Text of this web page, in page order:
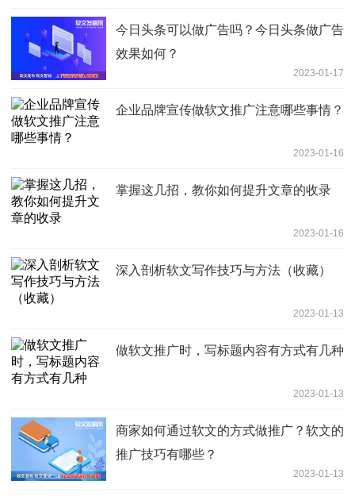
今日头条可以做广告吗？今日头条做广告
效果如何？
2023-01-17
企业品牌宣传做软文推广注意哪些事情？
2023-01-16
掌握这几招，教你如何提升文章的收录
2023-01-16
深入剖析软文写作技巧与方法（收藏）
2023-01-13
做软文推广时，写标题内容有方式有几种
2023-01-13
商家如何通过软文的方式做推广？软文的
推广技巧有哪些？
2023-01-13